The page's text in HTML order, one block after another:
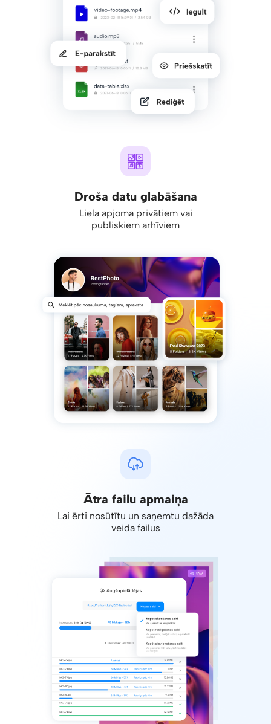
Droša datu glabāšana
Liela apjoma privātiem vai
publiskiem arhīviem
Ātra failu apmaiņa
Lai ērti nosūtītu un saņemtu dažāda
veida failus